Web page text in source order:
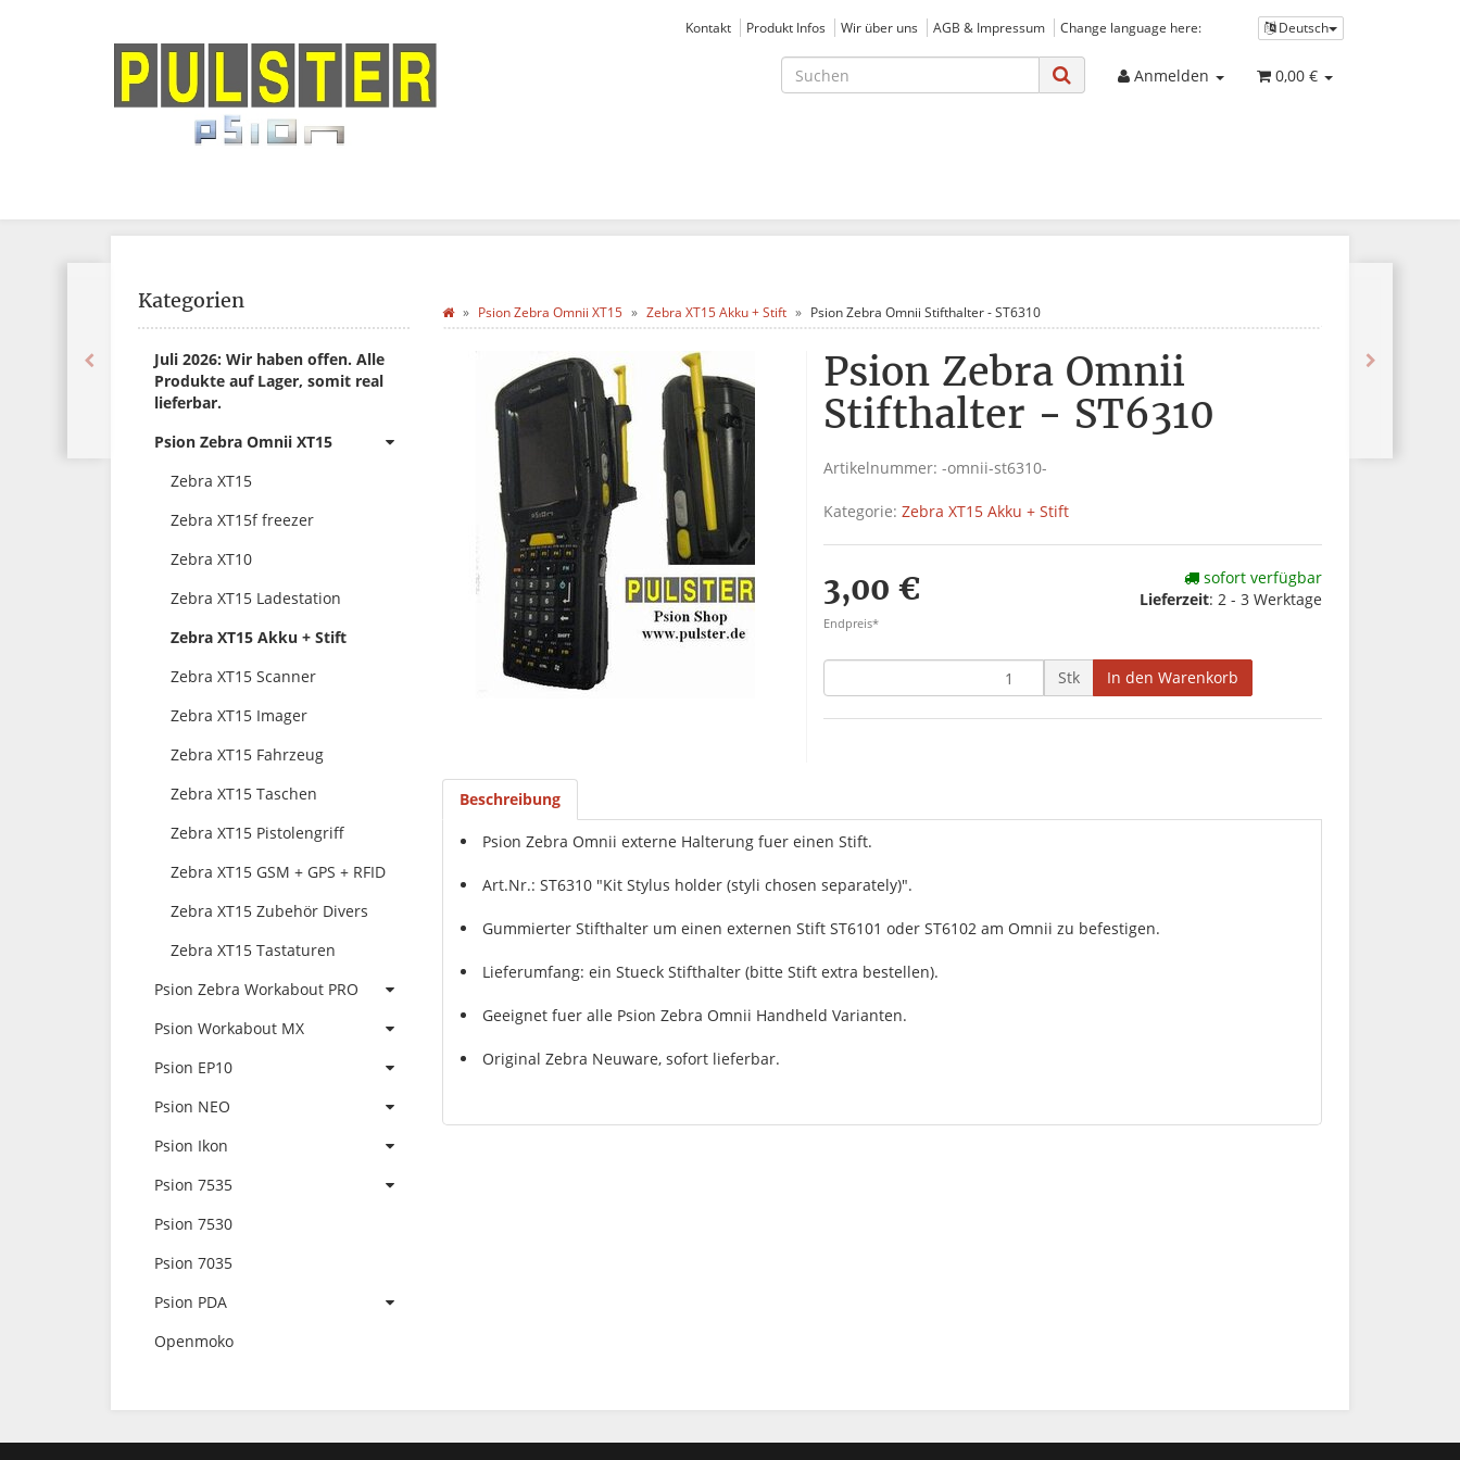
Deutsch
Kontakt Produkt Infos Wir über uns AGB & Impressum Change language here:
Anmelden 0,00 €
Psion Zebra Omnii XT15 Zebra XT15 Akku + Stift Psion Zebra Omnii Stifthalter - ST6310
Psion Zebra Omnii
Stifthalter - ST6310
Artikelnummer: -omnii-st6310-
Kategorie: Zebra XT15 Akku + Stift
3,00 €
Endpreis*
sofort verfügbar
Lieferzeit: 2 - 3 Werktage
Stk In den Warenkorb
Beschreibung
Psion Zebra Omnii externe Halterung fuer einen Stift.
Art.Nr.: ST6310 "Kit Stylus holder (styli chosen separately)".
Gummierter Stifthalter um einen externen Stift ST6101 oder ST6102 am Omnii zu befestigen.
Lieferumfang: ein Stueck Stifthalter (bitte Stift extra bestellen).
Geeignet fuer alle Psion Zebra Omnii Handheld Varianten.
Original Zebra Neuware, sofort lieferbar.
Kategorien
Juli 2026: Wir haben offen. Alle
Produkte auf Lager, somit real
lieferbar.
Psion Zebra Omnii XT15
Zebra XT15
Zebra XT15f freezer
Zebra XT10
Zebra XT15 Ladestation
Zebra XT15 Akku + Stift
Zebra XT15 Scanner
Zebra XT15 Imager
Zebra XT15 Fahrzeug
Zebra XT15 Taschen
Zebra XT15 Pistolengriff
Zebra XT15 GSM + GPS + RFID
Zebra XT15 Zubehör Divers
Zebra XT15 Tastaturen
Psion Zebra Workabout PRO
Psion Workabout MX
Psion EP10
Psion NEO
Psion Ikon
Psion 7535
Psion 7530
Psion 7035
Psion PDA
Openmoko